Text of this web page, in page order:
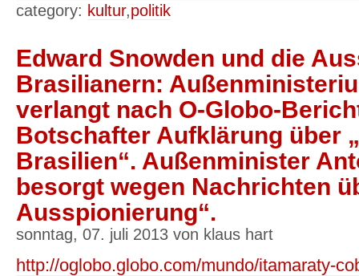
category: kultur,politik
Edward Snowden und die
Brasilianern:
verlangt nach O-Globo-
Botschafter Aufklärung über
Brasilien“. Außenminister
besorgt wegen Nachrichten
Ausspionierung“.
sonntag, 07. juli 2013 von klaus hart
http://oglobo.globo.com/mundo/itamaraty-